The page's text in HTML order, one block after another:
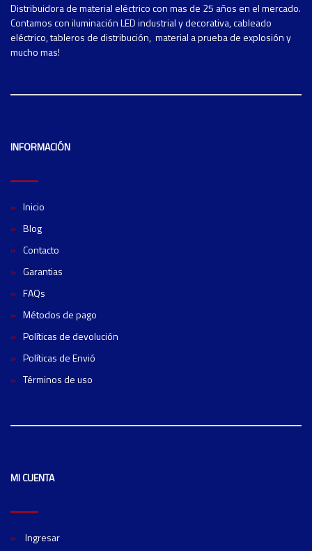
Distribuidora de material eléctrico con mas de 25 años en el mercado.
Contamos con iluminación LED industrial y decorativa, cableado
eléctrico, tableros de distribución, material a prueba de explosión y
mucho mas!
INFORMACIÓN
Inicio
Blog
Contacto
Garantias
FAQs
Métodos de pago
Políticas de devolución
Políticas de Envió
Términos de uso
MI CUENTA
Ingresar